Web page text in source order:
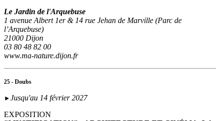
Le Jardin de l'Arquebuse
1 avenue Albert 1er & 14 rue Jehan de Marville (Parc de
l’Arquebuse)
21000 Dijon
03 80 48 82 00
www.ma-nature.dijon.fr
25 - Doubs
► Jusqu'au 14 février 2027
EXPOSITION